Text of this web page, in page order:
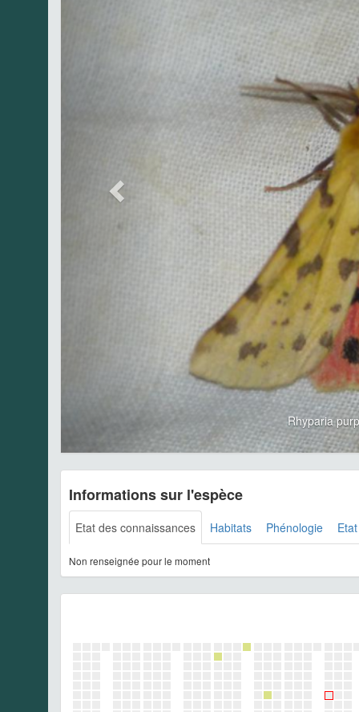
Rhyparia
Informations sur l'espèce
Etat des connaissances Habitats Phénologie
Non renseignée pour le moment